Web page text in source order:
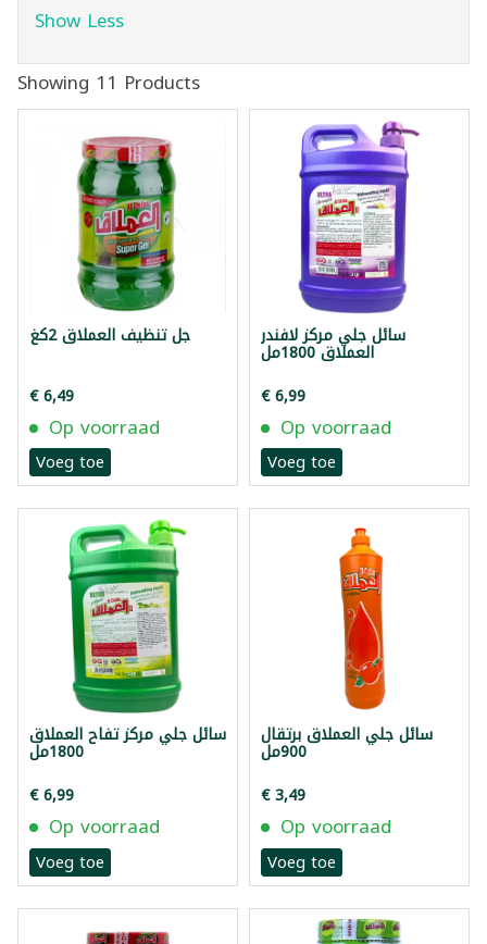
Show Less
Showing 11 Products
جل تنظيف العملاق 2كغ
€ 6,49
Op voorraad
Voeg toe
سائل جلي مركز لافندر
العملاق 1800مل
€ 6,99
Op voorraad
Voeg toe
سائل جلي مركز تفاح العملاق
1800مل
€ 6,99
Op voorraad
Voeg toe
سائل جلي العملاق برتقال
900مل
€ 3,49
Op voorraad
Voeg toe